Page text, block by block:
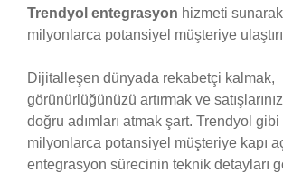
Trendyol entegrasyon hizmeti
milyonlarca potansiyel müşteriye
Dijitalleşen dünyada rekabetçi kalmak,
görünürlüğünüzü artırmak ve
doğru adımları atmak şart. Trendyol
milyonlarca potansiyel müşteriye kapı
entegrasyon sürecinin teknik detayları